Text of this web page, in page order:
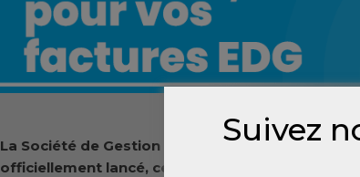
La Société de Gestion et d’Exploitation de
officiellement lancé, ce vendredi 5 juin 2026,
Suivez